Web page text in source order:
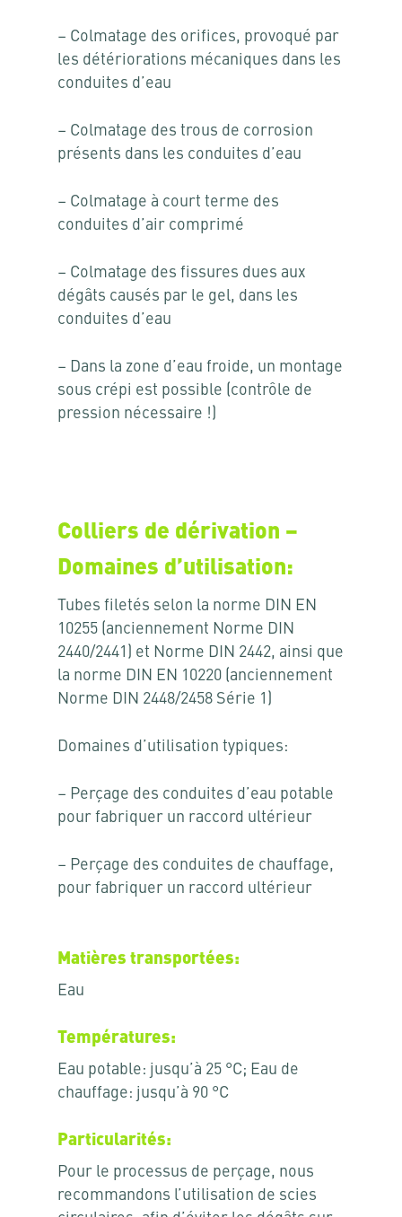
– Colmatage des orifices, provoqué par
les détériorations mécaniques dans les
conduites d’eau
– Colmatage des trous de corrosion
présents dans les conduites d’eau
– Colmatage à court terme des
conduites d’air comprimé
– Colmatage des fissures dues aux
dégâts causés par le gel, dans les
conduites d’eau
– Dans la zone d’eau froide, un montage
sous crépi est possible (contrôle de
pression nécessaire !)
Colliers de dérivation –
Domaines d’utilisation:
Tubes filetés selon la norme DIN EN
10255 (anciennement Norme DIN
2440/2441) et Norme DIN 2442, ainsi que
la norme DIN EN 10220 (anciennement
Norme DIN 2448/2458 Série 1)
Domaines d’utilisation typiques:
– Perçage des conduites d’eau potable
pour fabriquer un raccord ultérieur
– Perçage des conduites de chauffage,
pour fabriquer un raccord ultérieur
Matières transportées:
Eau
Températures:
Eau potable: jusqu’à 25 °C; Eau de
chauffage: jusqu’à 90 °C
Particularités:
Pour le processus de perçage, nous
recommandons l’utilisation de scies